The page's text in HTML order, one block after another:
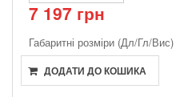
7 197 грн
Габаритні розміри (Дл/Гл/Вис)
ДОДАТИ ДО КОШИКА